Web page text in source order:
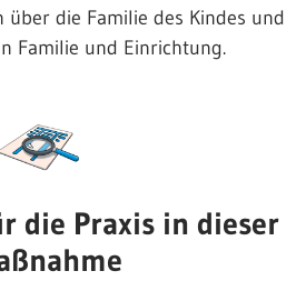
die Familie des Kindes und
Familie und Einrichtung.
die Praxis in dieser